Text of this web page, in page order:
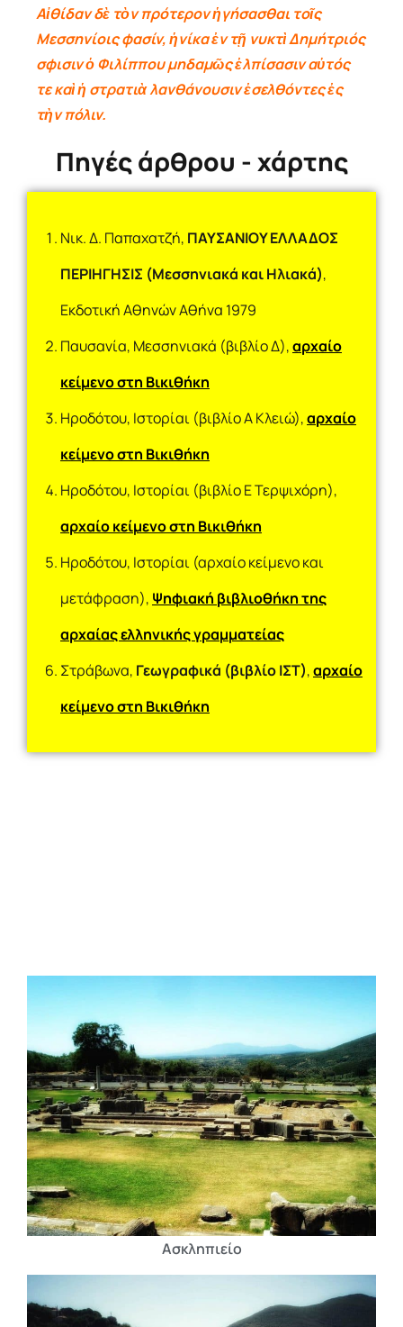
Αἰθίδαν δὲ τὸν πρότερον ἡγήσασθαι τοῖς
Μεσσηνίοις φασίν, ἡνίκα ἐν τῇ νυκτὶ Δημήτριός
σφισιν ὁ Φιλίππου μηδαμῶς ἐλπίσασιν αὐτός
τε καὶ ἡ στρατιὰ λανθάνουσιν ἐσελθόντες ἐς
τὴν πόλιν.
Πηγές άρθρου - χάρτης
Νικ. Δ. Παπαχατζή, ΠΑΥΣΑΝΙΟΥ ΕΛΛΑΔΟΣ
ΠΕΡΙΗΓΗΣΙΣ (Μεσσηνιακά και Ηλιακά),
Εκδοτική Αθηνών Αθήνα 1979
Παυσανία, Μεσσηνιακά (βιβλίο Δ),αρχαίο
κείμενο στη Βικιθήκη
Ηροδότου, Ιστορίαι (βιβλίο Α Κλειώ),αρχαίο
κείμενο στη Βικιθήκη
Ηροδότου, Ιστορίαι (βιβλίο Ε Τερψιχόρη),
αρχαίο κείμενο στη Βικιθήκη
Ηροδότου, Ιστορίαι (αρχαίο κείμενο και
μετάφραση), Ψηφιακή βιβλιοθήκη της
αρχαίας ελληνικής γραμματείας
Στράβωνα, Γεωγραφικά (βιβλίο ΙΣΤ),αρχαίο
κείμενο στη Βικιθήκη
Ασκληπιείο